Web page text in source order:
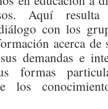
Aquí resulta
con los
acerca de
demandas e
formas
los